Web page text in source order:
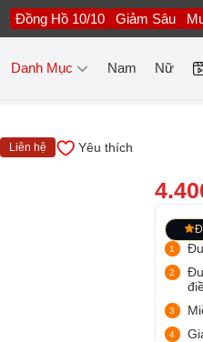
Đồng Hồ 10/10 Giảm Sâu
Danh Mục Nam Nữ
Liên hệ Yêu thích